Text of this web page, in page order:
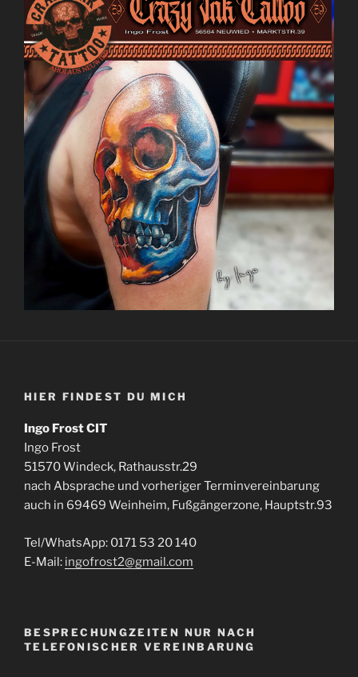
HIER FINDEST DU MICH
Ingo Frost CIT
Ingo Frost
51570 Windeck, Rathausstr.29
nach Absprache und vorheriger Terminvereinbarung
auch in 69469 Weinheim, Fußgängerzone, Hauptstr.93
Tel/WhatsApp: 0171 53 20 140
E-Mail: ingofrost2@gmail.com
BESPRECHUNGZEITEN NUR NACH
TELEFONISCHER VEREINBARUNG